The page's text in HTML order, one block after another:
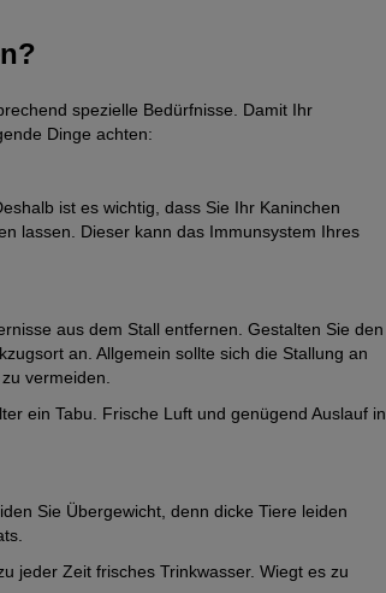
spezielle Bedürfnisse. Damit Ihr
Dinge achten:
ist es wichtig, dass Sie Ihr Kaninchen
lassen. Dieser kann das Immunsystem Ihres
aus dem Stall entfernen. Gestalten Sie den
an. Allgemein sollte sich die Stallung an
vermeiden.
ein Tabu. Frische Luft und genügend Auslauf in
Sie Übergewicht, denn dicke Tiere leiden
jeder Zeit frisches Trinkwasser. Wiegt es zu